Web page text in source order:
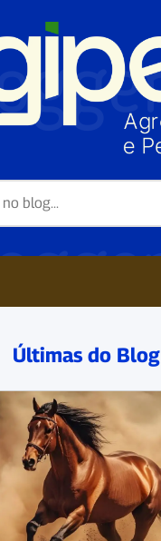
Últimas do Blog